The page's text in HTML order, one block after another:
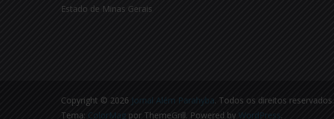
Estado de Minas Gerais
Copyright © 2026 Jornal Além Parahyba. Todos os direitos reservados.
Tema: ColorMag por ThemeGrill. Powered by WordPress.